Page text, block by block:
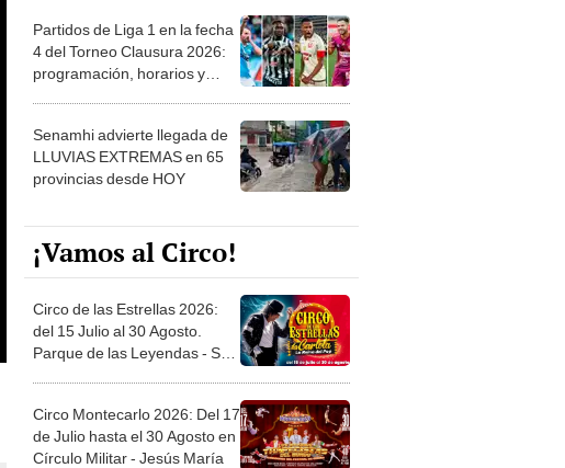
Partidos de Liga 1 en la fecha
4 del Torneo Clausura 2026:
programación, horarios y
Senamhi advierte llegada de
LLUVIAS EXTREMAS en 65
provincias desde HOY
¡Vamos al Circo!
Circo de las Estrellas 2026:
del 15 Julio al 30 Agosto.
Parque de las Leyendas - San
Circo Montecarlo 2026: Del 17
de Julio hasta el 30 Agosto en
Círculo Militar - Jesús María